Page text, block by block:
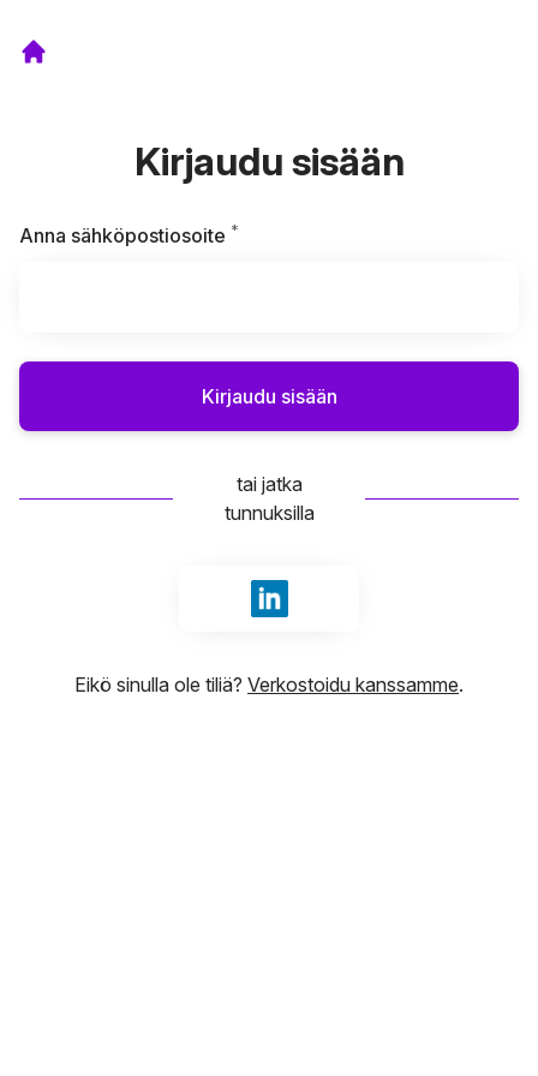
Kirjaudu sisään
Anna sähköpostiosoite *
Kirjaudu sisään
tai jatka
tunnuksilla
Kirjaudu sisään tunnuksilla
Eikö sinulla ole tiliä? Verkostoidu kanssamme.